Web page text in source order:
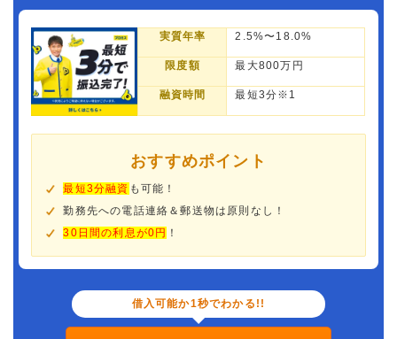
実質年率 2.5%〜18.0%
限度額 最大800万円
融資時間 最短3分※1
おすすめポイント
最短3分融資 も可能！
勤務先への電話連絡＆郵送物は原則なし！
30日間の利息が0円 ！
借入可能か1秒でわかる!!